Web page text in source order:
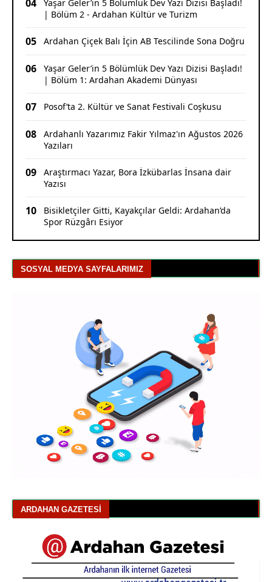
04
Yaşar Geler’in 5 Bölümlük Dev Yazı Dizisi Başladı!
| Bölüm 2 - Ardahan Kültür ve Turizm
05 Ardahan Çiçek Balı İçin AB Tescilinde Sona Doğru
06
Yaşar Geler’in 5 Bölümlük Dev Yazı Dizisi Başladı!
| Bölüm 1: Ardahan Akademi Dünyası
07 Posof’ta 2. Kültür ve Sanat Festivali Coşkusu
08
Ardahanlı Yazarımız Fakir Yılmaz'ın Ağustos 2026
Yazıları
09
Araştırmacı Yazar, Bora İzkübarlas İnsana dair
Yazısı
10
Bisikletçiler Gitti, Kayakçılar Geldi: Ardahan’da
Spor Rüzgârı Esiyor
SOSYAL MEDYA SAYFALARIMIZ
ARDAHAN GAZETESI